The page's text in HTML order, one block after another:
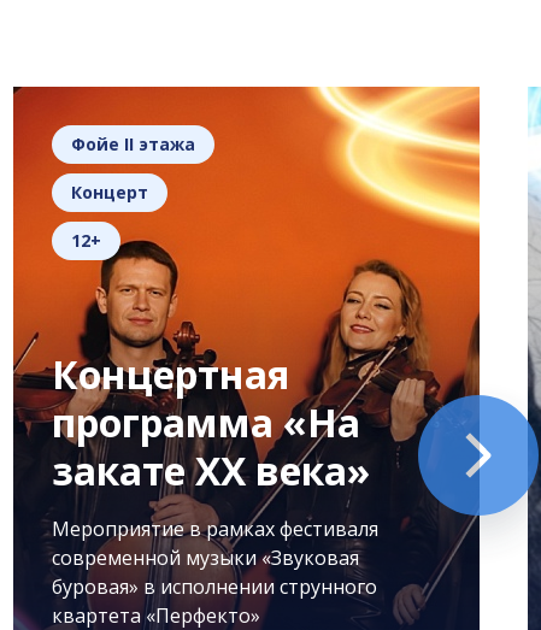
Фойе II этажа
Концерт
12+
Концертная
программа «На
закате XX века»
Мероприятие в рамках фестиваля
современной музыки «Звуковая
буровая» в исполнении струнного
квартета «Перфекто»